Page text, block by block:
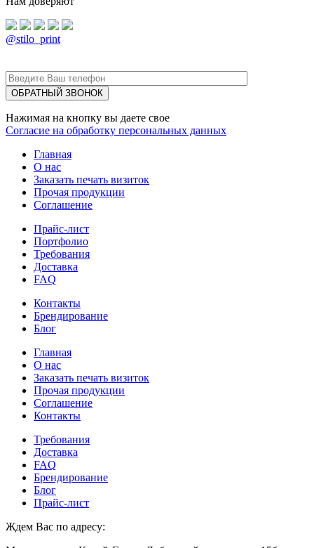
@stilo_print
Нажимая на кнопку вы даете свое
Согласие на обработку персональных данных
Главная
О нас
Заказать печать визиток
Прочая продукции
Соглашение
Прайс-лист
Портфолио
Требования
Доставка
FAQ
Контакты
Брендирование
Блог
Главная
О нас
Заказать печать визиток
Прочая продукции
Соглашение
Контакты
Требования
Доставка
FAQ
Брендирование
Блог
Прайс-лист
Ждем Вас по адресу: